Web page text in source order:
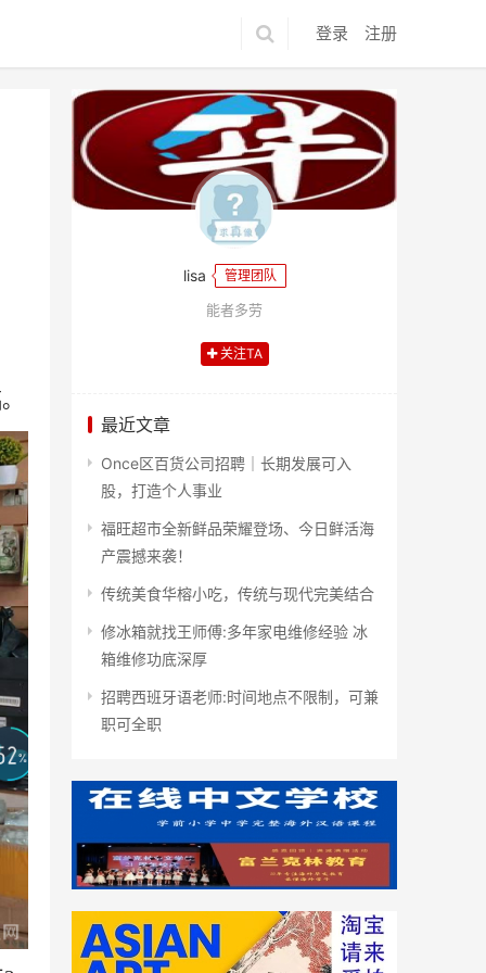
登录 注册
lisa 管理团队
能者多劳
关注TA
最近文章
Once区百货公司招聘｜长期发展可入
股，打造个人事业
福旺超市全新鲜品荣耀登场、今日鲜活海
产震撼来袭！
传统美食华榕小吃，传统与现代完美结合
修冰箱就找王师傅:多年家电维修经验 冰
箱维修功底深厚
招聘西班牙语老师:时间地点不限制，可兼
职可全职